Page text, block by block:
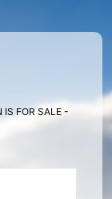
FOR SALE -